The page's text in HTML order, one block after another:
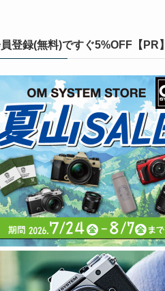
登録(無料)ですぐ5%OFF【PR】